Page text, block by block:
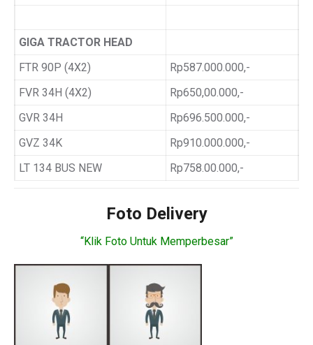
GIGA TRACTOR HEAD
FTR 90P (4X2)
Rp587.000.000,-
FVR 34H (4X2)
Rp650,00.000,-
GVR 34H
Rp696.500.000,-
GVZ 34K
Rp910.000.000,-
LT 134 BUS NEW
Rp758.00.000,-
Foto Delivery
“Klik Foto Untuk Memperbesar”